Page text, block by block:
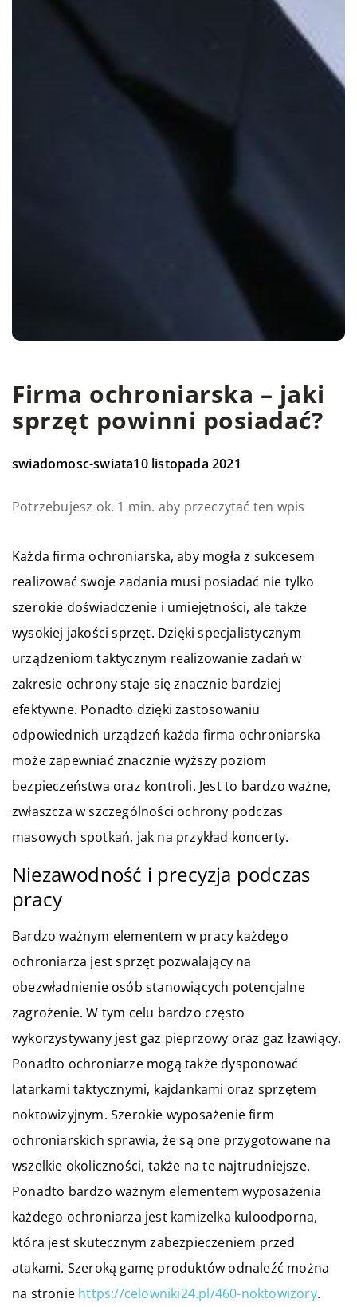
Firma ochroniarska – jaki
sprzęt powinni posiadać?
swiadomosc-swiata10 listopada 2021
Potrzebujesz ok. 1 min. aby przeczytać ten wpis
Każda firma ochroniarska, aby mogła z sukcesem
realizować swoje zadania musi posiadać nie tylko
szerokie doświadczenie i umiejętności, ale także
wysokiej jakości sprzęt. Dzięki specjalistycznym
urządzeniom taktycznym realizowanie zadań w
zakresie ochrony staje się znacznie bardziej
efektywne. Ponadto dzięki zastosowaniu
odpowiednich urządzeń każda firma ochroniarska
może zapewniać znacznie wyższy poziom
bezpieczeństwa oraz kontroli. Jest to bardzo ważne,
zwłaszcza w szczególności ochrony podczas
masowych spotkań, jak na przykład koncerty.
Niezawodność i precyzja podczas
pracy
Bardzo ważnym elementem w pracy każdego
ochroniarza jest sprzęt pozwalający na
obezwładnienie osób stanowiących potencjalne
zagrożenie. W tym celu bardzo często
wykorzystywany jest gaz pieprzowy oraz gaz łzawiący.
Ponadto ochroniarze mogą także dysponować
latarkami taktycznymi, kajdankami oraz sprzętem
noktowizyjnym. Szerokie wyposażenie firm
ochroniarskich sprawia, że są one przygotowane na
wszelkie okoliczności, także na te najtrudniejsze.
Ponadto bardzo ważnym elementem wyposażenia
każdego ochroniarza jest kamizelka kuloodporna,
która jest skutecznym zabezpieczeniem przed
atakami. Szeroką gamę produktów odnaleźć można
na stronie https://celowniki24.pl/460-noktowizory.